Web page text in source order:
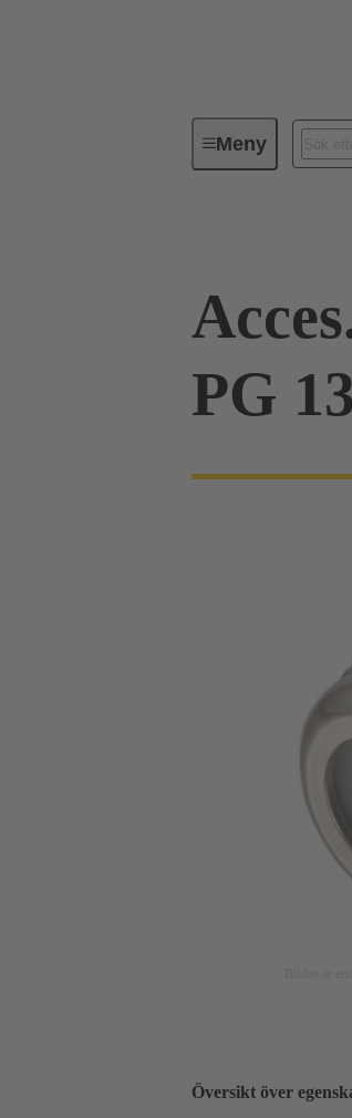
MenyIndustriella
PG
Översikt över